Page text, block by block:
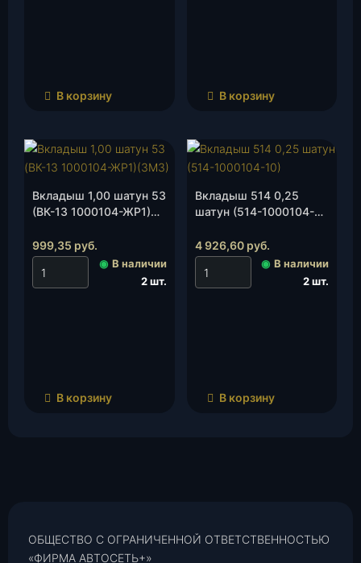
В корзину В корзину
Вкладыш 1,00 шатун 53
(ВК-13 1000104-ЖР1)
999,35 руб.
◉ В наличии
2 шт.
В корзину
Вкладыш 514 0,25
шатун (514-1000104-
4 926,60 руб.
◉ В наличии
2 шт.
В корзину
ОБЩЕСТВО С ОГРАНИЧЕННОЙ ОТВЕТСТВЕННОСТЬЮ
«ФИРМА АВТОСЕТЬ+»